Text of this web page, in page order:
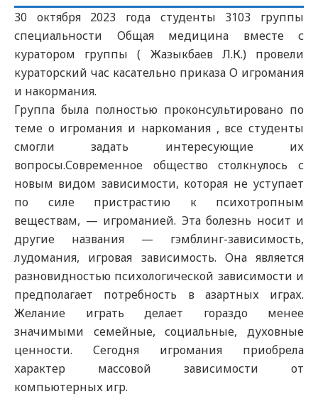
30 октября 2023 года студенты 3103 группы
специальности Общая медицина вместе с
куратором группы ( Жазыкбаев Л.К.) провели
кураторский час касательно приказа О игромания
и накормания.
Группа была полностью проконсультировано по
теме о игромания и наркомания , все студенты
смогли задать интересующие их
вопросы.Современное общество столкнулось с
новым видом зависимости, которая не уступает
по силе пристрастию к психотропным
веществам, — игроманией. Эта болезнь носит и
другие названия — гэмблинг-зависимость,
лудомания, игровая зависимость. Она является
разновидностью психологической зависимости и
предполагает потребность в азартных играх.
Желание играть делает гораздо менее
значимыми семейные, социальные, духовные
ценности. Сегодня игромания приобрела
характер массовой зависимости от
компьютерных игр.